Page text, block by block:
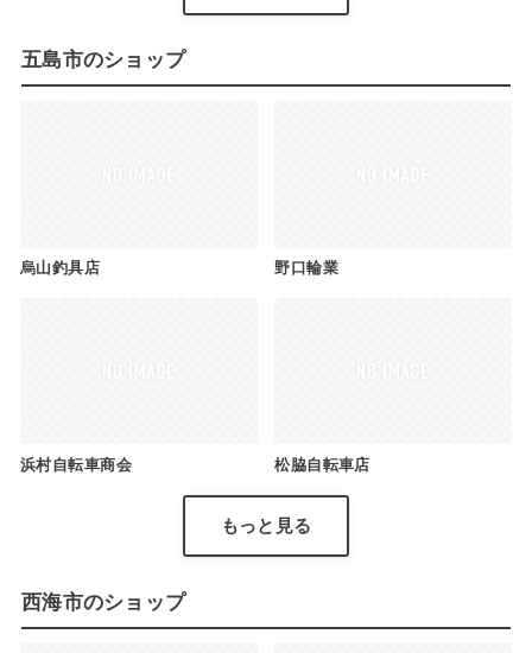
五島市のショップ
烏山釣具店 野口輪業
浜村自転車商会 松脇自転車店
もっと見る
西海市のショップ